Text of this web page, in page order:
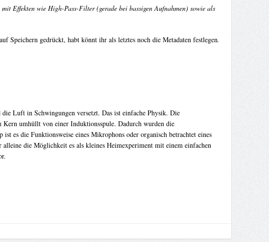
Effekten wie High-Pass-Filter (gerade bei bassigen Aufnahmen) sowie als
gedrückt, habt könnt ihr als letztes noch die Metadaten festlegen.
Luft in Schwingungen versetzt. Das ist einfache Physik. Die
umhüllt von einer Induktionsspule. Dadurch wurden die
es die Funktionsweise eines Mikrophons oder organisch betrachtet eines
die Möglichkeit es als kleines Heimexperiment mit einem einfachen